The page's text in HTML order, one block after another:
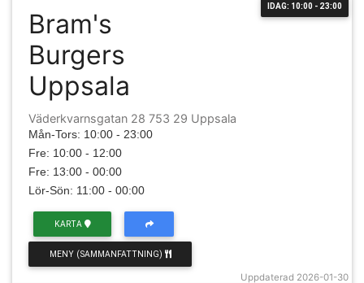
IDAG: 10:00 - 23:00
Bram's
Burgers
Uppsala
Väderkvarnsgatan 28 753 29 Uppsala
Mån-Tors: 10:00 - 23:00
Fre: 10:00 - 12:00
Fre: 13:00 - 00:00
Lör-Sön: 11:00 - 00:00
Uppdaterad 2026-01-30
KARTA
MENY (SAMMANFATTNING)